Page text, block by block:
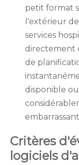
petit format
l'extérieur
services
directement
de
disponible
Critères
logiciels